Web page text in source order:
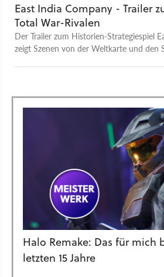
East India Company - Trailer
Total War-Rivalen
Der Trailer zum Historien-Strategiespiel
zeigt Szenen von der Weltkarte und den